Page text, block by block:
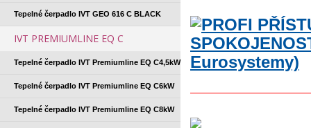
Tepelné čerpadlo IVT GEO 616 C BLACK
IVT PREMIUMLINE EQ C
Tepelné čerpadlo IVT Premiumline EQ C4,5kW
Tepelné čerpadlo IVT Premiumline EQ C6kW
Tepelné čerpadlo IVT Premiumline EQ C8kW